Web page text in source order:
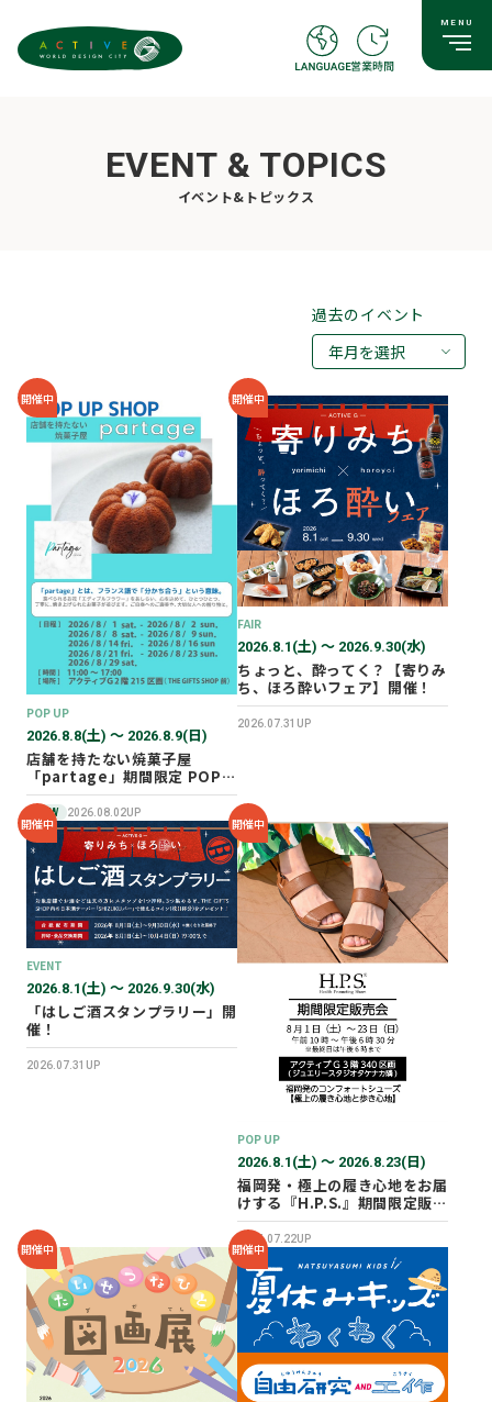
EVENT & TOPICS
イベント&トピックス
過去のイベント
年月を選択
2026年07月
2026年05月
2026年03月
2026年02月
2025年12月
2025年11月
2025年10月
開催中
POP UP
2026.8.8(土) 〜 2026.8.9(日)
店舗を持たない焼菓子屋
「partage」期間限定 POP
UP SHOP オープン！
NEW 2026.08.02UP
開催中
FAIR
2026.8.1(土) 〜 2026.9.30(水)
ちょっと、酔ってく？【寄りみ
ち、ほろ酔いフェア】開催！
2026.07.31UP
開催中
EVENT
2026.8.1(土) 〜 2026.9.30(水)
「はしご酒スタンプラリー」開
催！
2026.07.31UP
開催中
POP UP
2026.8.1(土) 〜 2026.8.23(日)
福岡発・極上の履き心地をお届
けする『H.P.S.』期間限定販売
会を開催✨
2026.07.22UP
開催中 開催中